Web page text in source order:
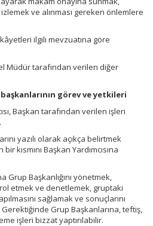
ve alınması gereken önlemlere
ilgili mevzuatına göre
Müdür tarafından verilen diğer
başkanlarının görev ve yetkileri
Başkan tarafından verilen işleri
yazılı olarak açıkça belirtmek
kısmını Başkan Yardımcısına
Grup Başkanlığını yönetmek,
etmek ve denetlemek, gruptaki
sağlamak ve sonuçlarını
Grup Başkanlarına, teftiş,
işleri bizzat yaptırılabilir.